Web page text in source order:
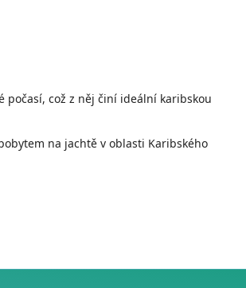
počasí, což z něj činí ideální karibskou
na jachtě v oblasti Karibského